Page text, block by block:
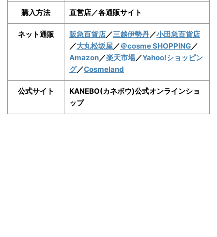
購入方法 直営店／各通販サイト
ネット通販 阪急百貨店／三越伊勢丹／小田急百貨店
／大丸松坂屋／＠cosme SHOPPING／
Amazon／楽天市場／Yahoo!ショッピン
グ／Cosmeland
公式サイト
KANEBO(カネボウ)公式オンラインショ
ップ